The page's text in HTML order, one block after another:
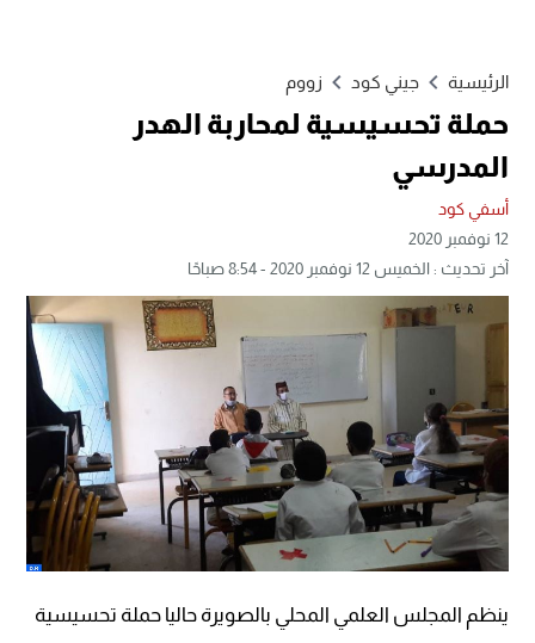
الرئيسية جيني كود زووم
حملة تحسيسية لمحاربة الهدر
المدرسي
أسفي كود
12 نوفمبر 2020
آخر تحديث : الخميس 12 نوفمبر 2020 - 8:54 صباحًا
ينظم المجلس العلمي المحلي بالصويرة حاليا حملة تحسيسية